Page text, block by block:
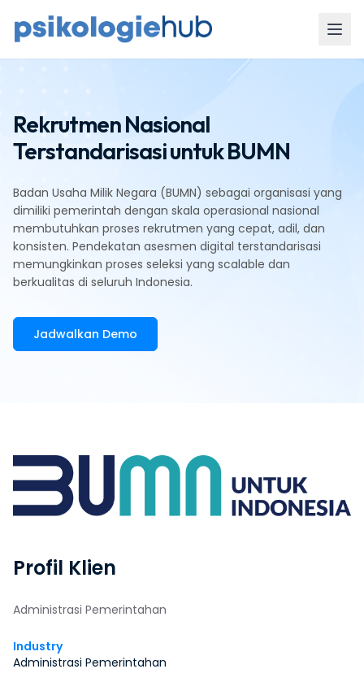
Rekrutmen Nasional
Terstandarisasi untuk BUMN
Badan Usaha Milik Negara (BUMN) sebagai organisasi yang
dimiliki pemerintah dengan skala operasional nasional
membutuhkan proses rekrutmen yang cepat, adil, dan
konsisten. Pendekatan asesmen digital terstandarisasi
memungkinkan proses seleksi yang scalable dan
berkualitas di seluruh Indonesia.
Jadwalkan Demo
Profil Klien
Administrasi Pemerintahan
Industry
Administrasi Pemerintahan